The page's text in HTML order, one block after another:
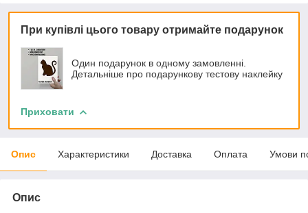
При купівлі цього товару отримайте подарунок
Один подарунок в одному замовленні.
Детальніше про подарункову тестову наклейку
Приховати
Опис Характеристики Доставка Оплата Умови
Опис